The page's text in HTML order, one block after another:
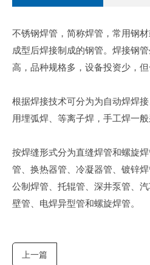
不锈钢焊管，简称焊管，常用钢
成型后焊接制成的钢管。焊接钢
高，品种规格多，设备投资少，但
根据焊接技术可分为为自动焊焊
用埋弧焊、等离子焊，手工焊一般
按焊缝形式分为直缝焊管和螺旋
管、换热器管、冷凝器管、镀锌
公制焊管、托辊管、深井泵管、
壁管、电焊异型管和螺旋焊管。
上一篇